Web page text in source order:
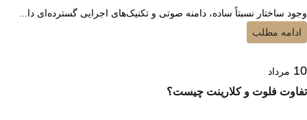
وجود ساختار نسبتاً ساده، دامنه صوتی و تکنیک‌های اجرایی گسترده‌ای دا...
ادامه مطلب
10 مرداد
تفاوت فلوت و کلارینت چیست؟